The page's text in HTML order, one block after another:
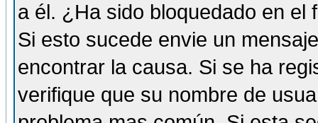
a él. ¿Ha sido bloquedado en
Si esto sucede envie un
encontrar la causa. Si se ha
verifique que su nombre de